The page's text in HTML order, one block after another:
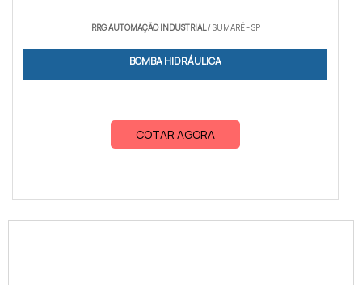
RRG AUTOMAÇÃO INDUSTRIAL/ SUMARÉ - SP
BOMBA HIDRÁULICA
COTAR AGORA